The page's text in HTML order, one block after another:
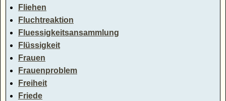
Fliehen
Fluchtreaktion
Fluessigkeitsansammlung
Flüssigkeit
Frauen
Frauenproblem
Freiheit
Friede